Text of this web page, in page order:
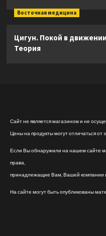
Восточная медицина
Цигун. Покой в
Теория
Сайт не является магазином и не
Цены на продукты могут отличаться от
Если Вы обнаружили на нашем сайте
права,
принадлежащие Вам, Вашей компании
На сайте могут быть опубликованы